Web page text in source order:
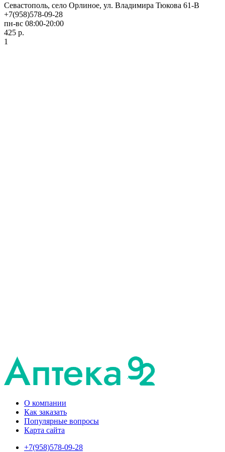
Севастополь, село Орлиное, ул. Владимира Тюкова 61-В
+7(958)578-09-28
пн-вс 08:00-20:00
425 р.
1
О компании
Как заказать
Популярные вопросы
Карта сайта
+7(958)578-09-28